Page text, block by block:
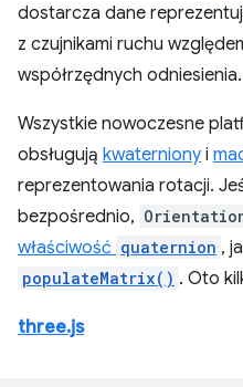
dostarcza dane
z czujnikami ruchu
współrzędnych odniesienia.
Wszystkie nowoczesne
obsługują kwaterniony i
reprezentowania rotacji.
bezpośrednio,
właściwość quaternion ,
populateMatrix() . Oto
three.js